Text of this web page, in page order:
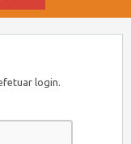
login.